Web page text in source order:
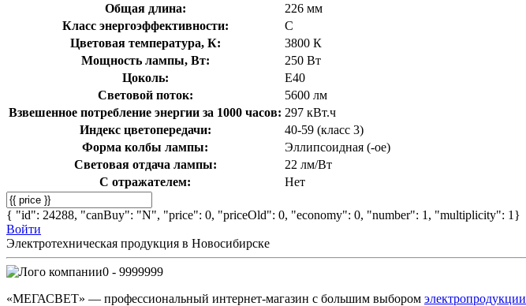
Общая длина:
226 мм
Класс энергоэффективности:
C
Цветовая температура, К:
3800 К
Мощность лампы, Вт:
250 Вт
Цоколь:
E40
Световой поток:
5600 лм
Взвешенное потребление энергии за 1000 часов: 297 кВт.ч
Индекс цветопередачи:
40-59 (класс 3)
Форма колбы лампы:
Эллипсоидная (-ое)
Световая отдача лампы:
22 лм/Вт
С отражателем:
Нет
{ "id": 24288, "canBuy": "N", "price": 0, "priceOld": 0, "economy": 0, "number": 1, "multiplicity": 1}
Войти
Электротехническая продукция в Новосибирске
0 - 9999999
«МЕГАСВЕТ» — профессиональный интернет-магазин с большим выбором электропродукции